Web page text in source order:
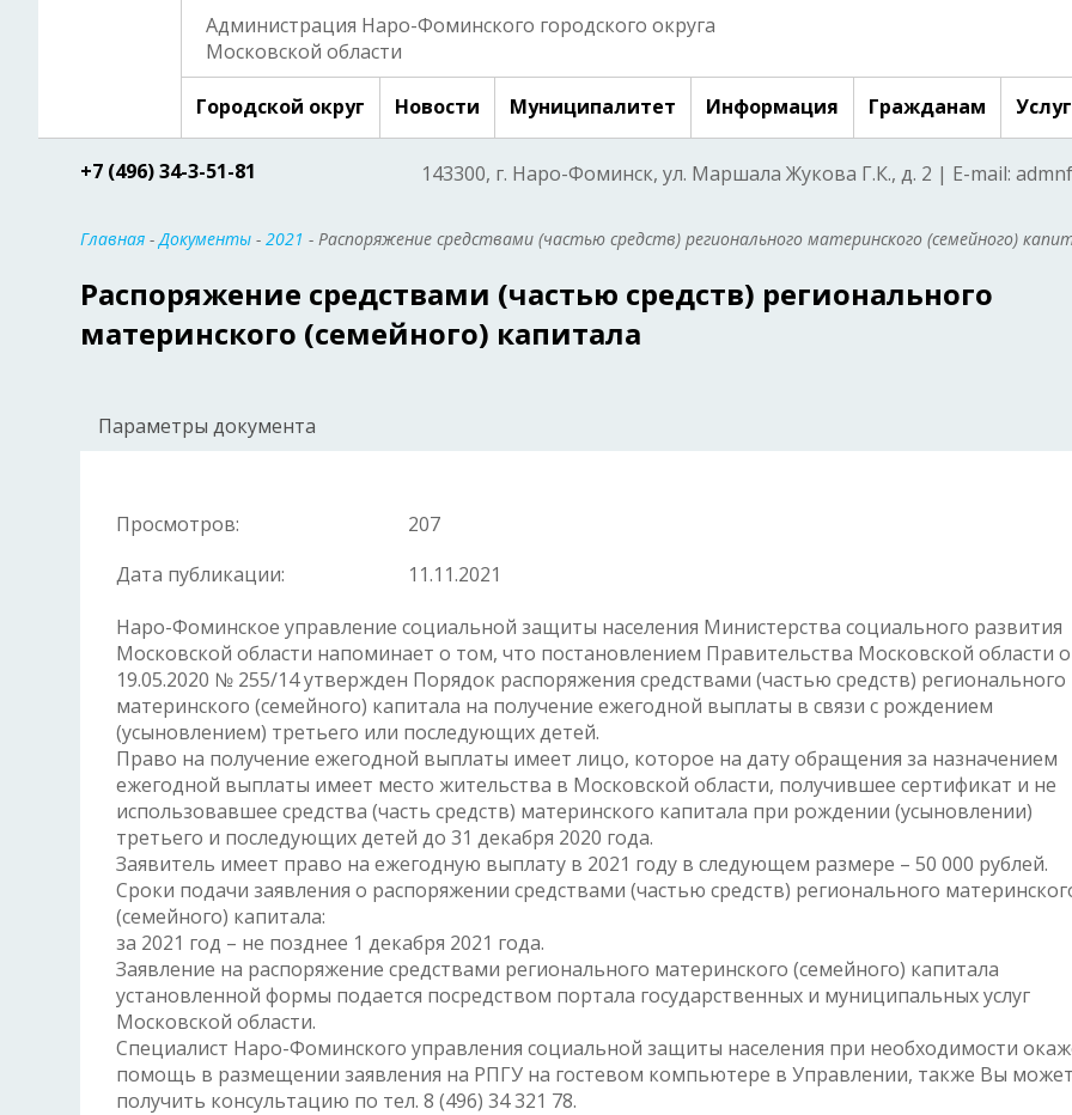
Администрация Наро-Фоминского городского округа
Московской области
Городской округ Новости Муниципалитет Информация Гражданам
+7 (496) 34-3-51-81 143300, г. Наро-Фоминск, ул. Маршала Жукова Г.К., д. 2 | E-mail:
Главная -Документы - 2021 - Распоряжение средствами (частью средств) регионального материнского (семейного)
Распоряжение средствами (частью средств) регионального
материнского (семейного) капитала
Параметры документа
Просмотров:
207
Дата публикации:
11.11.2021
Наро-Фоминское управление социальной защиты населения Министерства социального развития
Московской области напоминает о том, что постановлением Правительства Московской области
19.05.2020 № 255/14 утвержден Порядок распоряжения средствами (частью средств) регионального
материнского (семейного) капитала на получение ежегодной выплаты в связи с рождением
(усыновлением) третьего или последующих детей.
Право на получение ежегодной выплаты имеет лицо, которое на дату обращения за назначением
ежегодной выплаты имеет место жительства в Московской области, получившее сертификат и не
использовавшее средства (часть средств) материнского капитала при рождении (усыновлении)
третьего и последующих детей до 31 декабря 2020 года.
Заявитель имеет право на ежегодную выплату в 2021 году в следующем размере – 50 000 рублей.
Сроки подачи заявления о распоряжении средствами (частью средств) регионального
(семейного) капитала:
за 2021 год – не позднее 1 декабря 2021 года.
Заявление на распоряжение средствами регионального материнского (семейного) капитала
установленной формы подается посредством портала государственных и муниципальных услуг
Московской области.
Специалист Наро-Фоминского управления социальной защиты населения при необходимости
помощь в размещении заявления на РПГУ на гостевом компьютере в Управлении, также Вы
получить консультацию по тел. 8 (496) 34 321 78.